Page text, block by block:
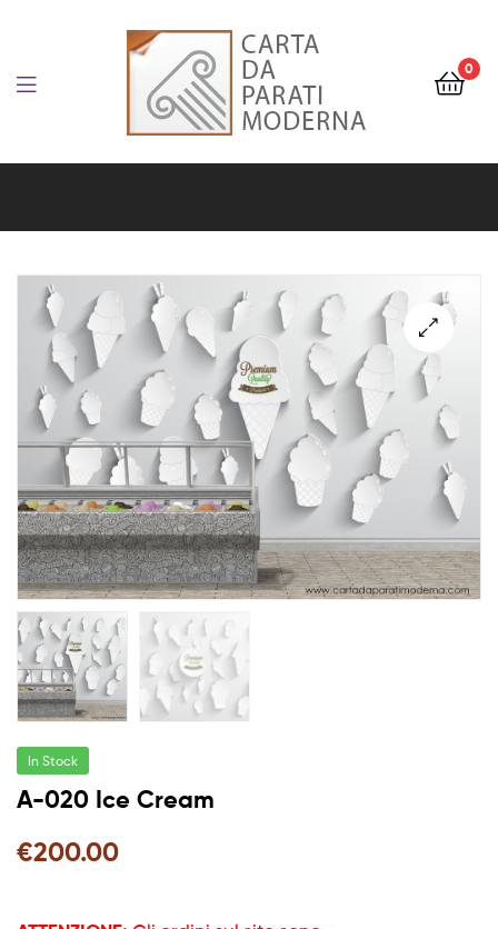
Carta
da
Parati
Personalizzata
e
Artistica
0
da
Parati
Artistica
In Stock
A-020 Ice Cream
€200.00